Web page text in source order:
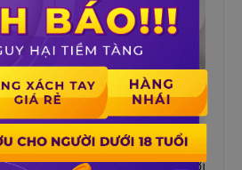
làm quà tặng là một sự lựa
khả năng phối hợp với